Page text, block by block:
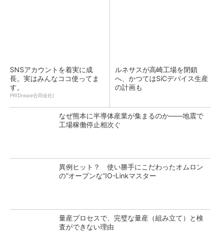
SNSアカウントを着実に成
長。実はみんなココ使ってま
す。
PR(Dreaw合同会社)
ルネサスが高崎工場を閉鎖
へ、かつてはSiCデバイス生産
の計画も
なぜ熊本に半導体産業が集まるのか――地震で
工場稼働停止相次ぐ
異例ヒット？ 使い勝手にこだわったオムロン
の“オープンな”IO-Linkマスター
量産プロセスで、完璧な量産（組み立て）と検
査ができない理由